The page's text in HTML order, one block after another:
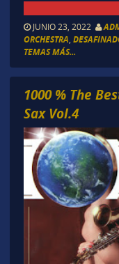
JUNIO 23, 2022
ORCHESTRA
TEMAS MÁS...
1000 % The
Sax Vol.4